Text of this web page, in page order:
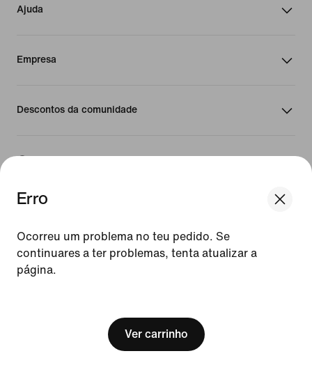
Erro
Ocorreu um problema no teu pedido. Se
continuares a ter problemas, tenta atualizar a
página.
Ver carrinho
Ajuda
Empresa
Descontos da comunidade
Termos de Utilização
Termos de Venda
Detalhes da empresa